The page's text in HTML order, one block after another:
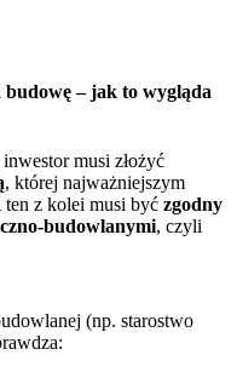
– jak to wygląda
musi złożyć
, której najważniejszym
ten z kolei musi być zgodny
budowlanymi, czyli
(np. starostwo